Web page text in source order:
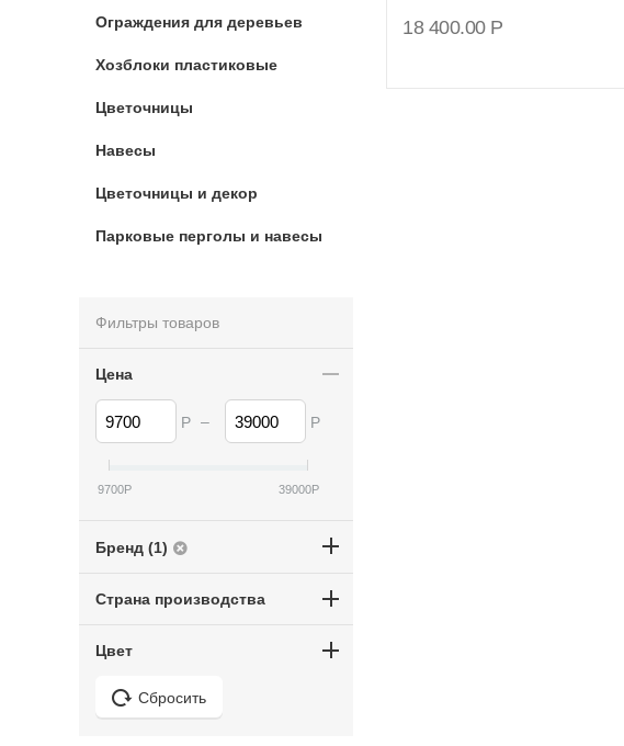
18 400.00 Р
Ограждения для деревьев
Хозблоки пластиковые
Цветочницы
Навесы
Цветочницы и декор
Парковые перголы и навесы
Фильтры товаров
Цена
Р – Р
9700Р 39000Р
Бренд (1)
Страна производства
Цвет
Сбросить